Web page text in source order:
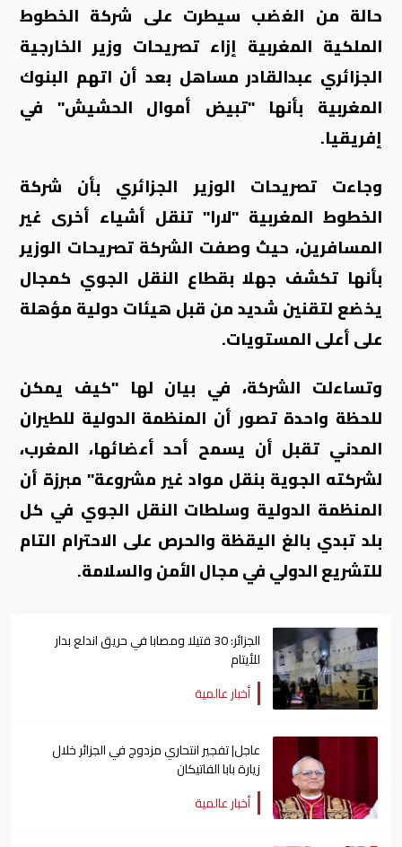
حالة من الغضب سيطرت على شركة الخطوط
الملكية المغربية إزاء تصريحات وزير الخارجية
الجزائري عبدالقادر مساهل بعد أن اتهم البنوك
المغربية بأنها "تبيض أموال الحشيش" في
إفريقيا.
وجاءت تصريحات الوزير الجزائري بأن شركة
الخطوط المغربية "لارا" تنقل أشياء أخرى غير
المسافرين، حيث وصفت الشركة تصريحات الوزير
بأنها تكشف جهلا بقطاع النقل الجوي كمجال
يخضع لتقنين شديد من قبل هيئات دولية مؤهلة
على أعلى المستويات.
وتساءلت الشركة، في بيان لها "كيف يمكن
للحظة واحدة تصور أن المنظمة الدولية للطيران
المدني تقبل أن يسمح أحد أعضائها، المغرب،
لشركته الجوية بنقل مواد غير مشروعة" مبرزة أن
المنظمة الدولية وسلطات النقل الجوي في كل
بلد تبدي بالغ اليقظة والحرص على الاحترام التام
للتشريع الدولي في مجال الأمن والسلامة.
الجزائر: 30 قتيلا ومصابا في حريق اندلع بدار
للأيتام
أخبار عالمية
عاجل| تفجير انتحاري مزدوج في الجزائر خلال
زيارة بابا الفاتيكان
أخبار عالمية